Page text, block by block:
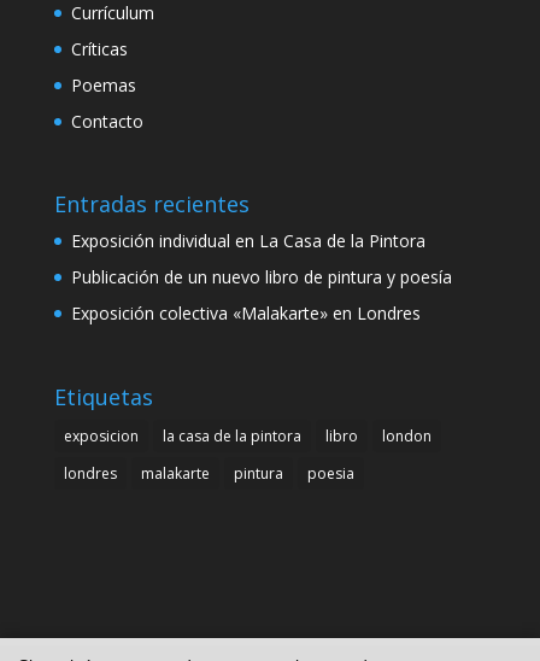
Currículum
Críticas
Poemas
Contacto
Entradas recientes
Exposición individual en La Casa de la Pintora
Publicación de un nuevo libro de pintura y poesía
Exposición colectiva «Malakarte» en Londres
Etiquetas
exposicion la casa de la pintora libro
london
londres
malakarte pintura poesia